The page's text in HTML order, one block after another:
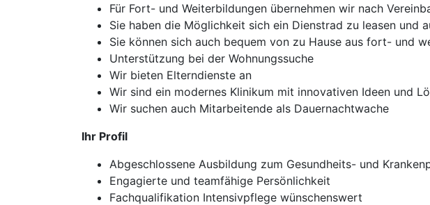
Für Fort- und Weiterbildungen übernehmen wir nach
Sie haben die Möglichkeit sich ein Dienstrad zu leasen und
Sie können sich auch bequem von zu Hause aus fort- und
Unterstützung bei der Wohnungssuche
Wir bieten Elterndienste an
Wir sind ein modernes Klinikum mit innovativen Ideen und
Wir suchen auch Mitarbeitende als Dauernachtwache
Ihr Profil
Abgeschlossene Ausbildung zum Gesundheits- und
Engagierte und teamfähige Persönlichkeit
Fachqualifikation Intensivpflege wünschenswert